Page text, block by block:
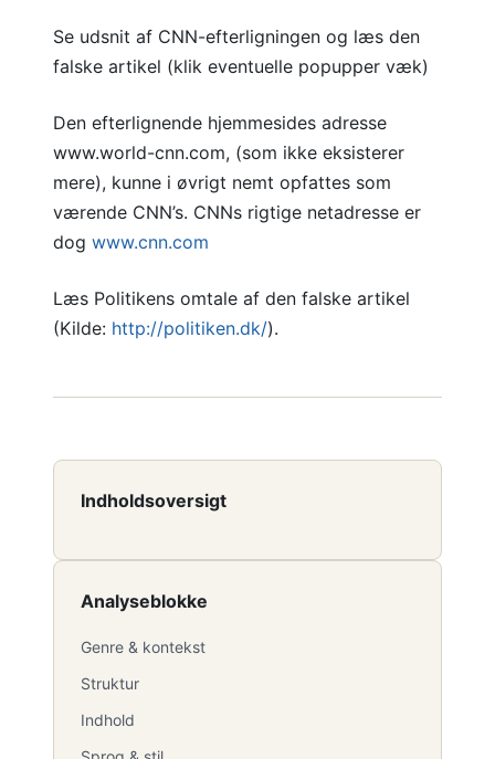
Indholdsoversigt
Analyseblokke
Genre & kontekst
Struktur
Indhold
Se udsnit af CNN-efterligningen og læs den
falske artikel (klik eventuelle popupper væk)
Den efterlignende hjemmesides adresse
www.world-cnn.com, (som ikke eksisterer
mere), kunne i øvrigt nemt opfattes som
værende CNN’s. CNNs rigtige netadresse er
dog www.cnn.com
Læs Politikens omtale af den falske artikel
(Kilde: http://politiken.dk/).